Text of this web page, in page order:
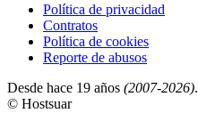
Política de privacidad
Contratos
Política de cookies
Reporte de abusos
Desde hace 19 años (2007-2026).
© Hostsuar